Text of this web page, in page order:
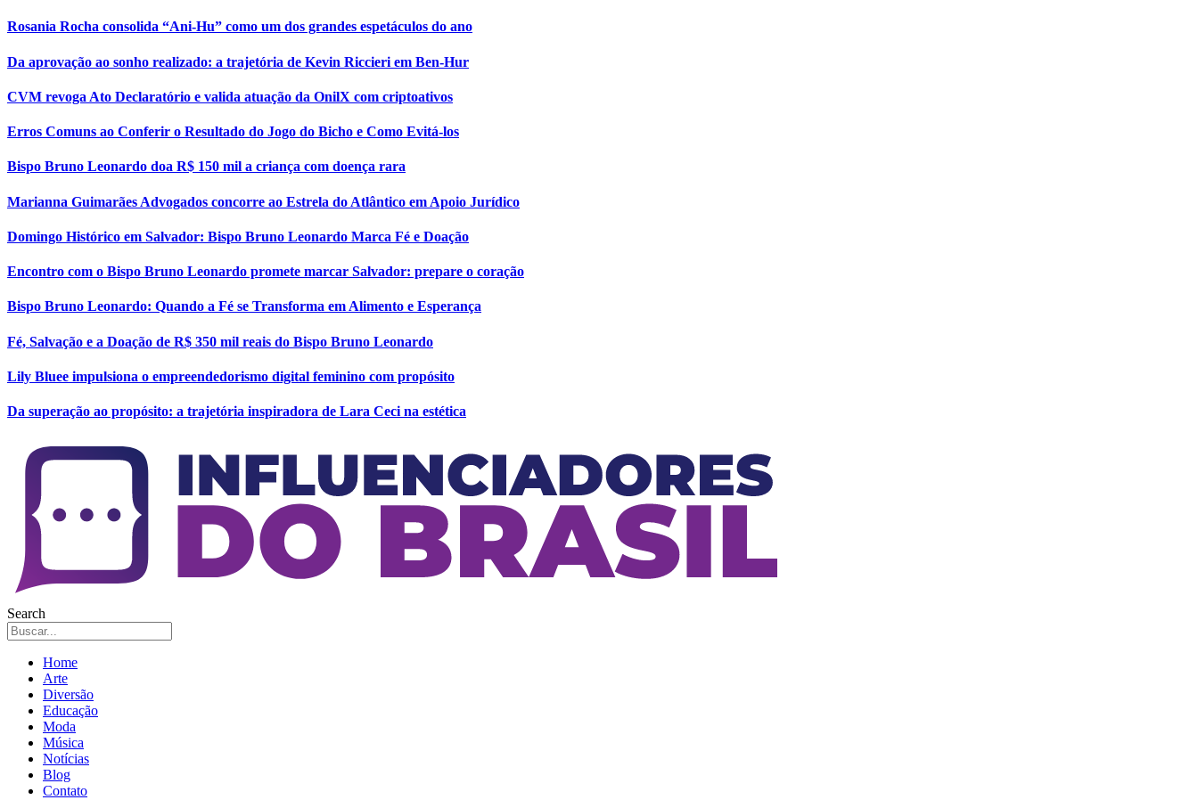
Rosania Rocha consolida “Ani-Hu” como um dos grandes espetáculos do ano
Da aprovação ao sonho realizado: a trajetória de Kevin Riccieri em Ben-Hur
CVM revoga Ato Declaratório e valida atuação da OnilX com criptoativos
Erros Comuns ao Conferir o Resultado do Jogo do Bicho e Como Evitá-los
Bispo Bruno Leonardo doa R$ 150 mil a criança com doença rara
Marianna Guimarães Advogados concorre ao Estrela do Atlântico em Apoio Jurídico
Domingo Histórico em Salvador: Bispo Bruno Leonardo Marca Fé e Doação
Encontro com o Bispo Bruno Leonardo promete marcar Salvador: prepare o coração
Bispo Bruno Leonardo: Quando a Fé se Transforma em Alimento e Esperança
Fé, Salvação e a Doação de R$ 350 mil reais do Bispo Bruno Leonardo
Lily Bluee impulsiona o empreendedorismo digital feminino com propósito
Da superação ao propósito: a trajetória inspiradora de Lara Ceci na estética
Search
Home
Arte
Diversão
Educação
Moda
Música
Notícias
Blog
Contato